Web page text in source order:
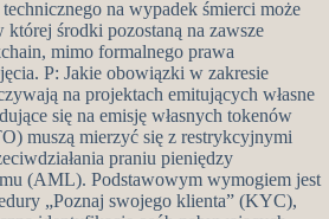
na wypadek śmierci może
środki pozostaną na zawsze
mimo formalnego prawa
P: Jakie obowiązki w zakresie
na projektach emitujących własne
się na emisję własnych tokenów
muszą mierzyć się z restrykcyjnymi
praniu pieniędzy
(AML). Podstawowym wymogiem jest
„Poznaj swojego klienta” (KYC),